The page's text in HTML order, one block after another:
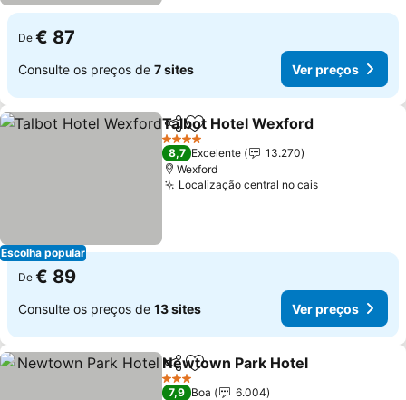
De € 87
Consulte os preços de 7 sites Ver preços
Escolha popular
PartilharAdicionar aos favoritos
Talbot Hotel Wexford
4 Estrelas
8,7 Excelente
13.270
Wexford
Localização central no cais
De € 89
Consulte os preços de 13 sites Ver preços
PartilharAdicionar aos favoritos
Newtown Park Hotel
3 Estrelas
7,9 Boa
6.004